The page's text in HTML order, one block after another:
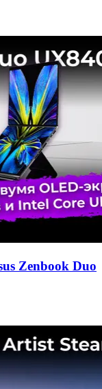
Zenbook Duo